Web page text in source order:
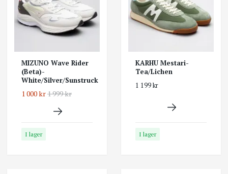
MIZUNO Wave Rider
(Beta)-
White/Silver/Sunstruck
1 000 kr1 999 kr
I lager
KARHU Mestari-
Tea/Lichen
1 199 kr
I lager